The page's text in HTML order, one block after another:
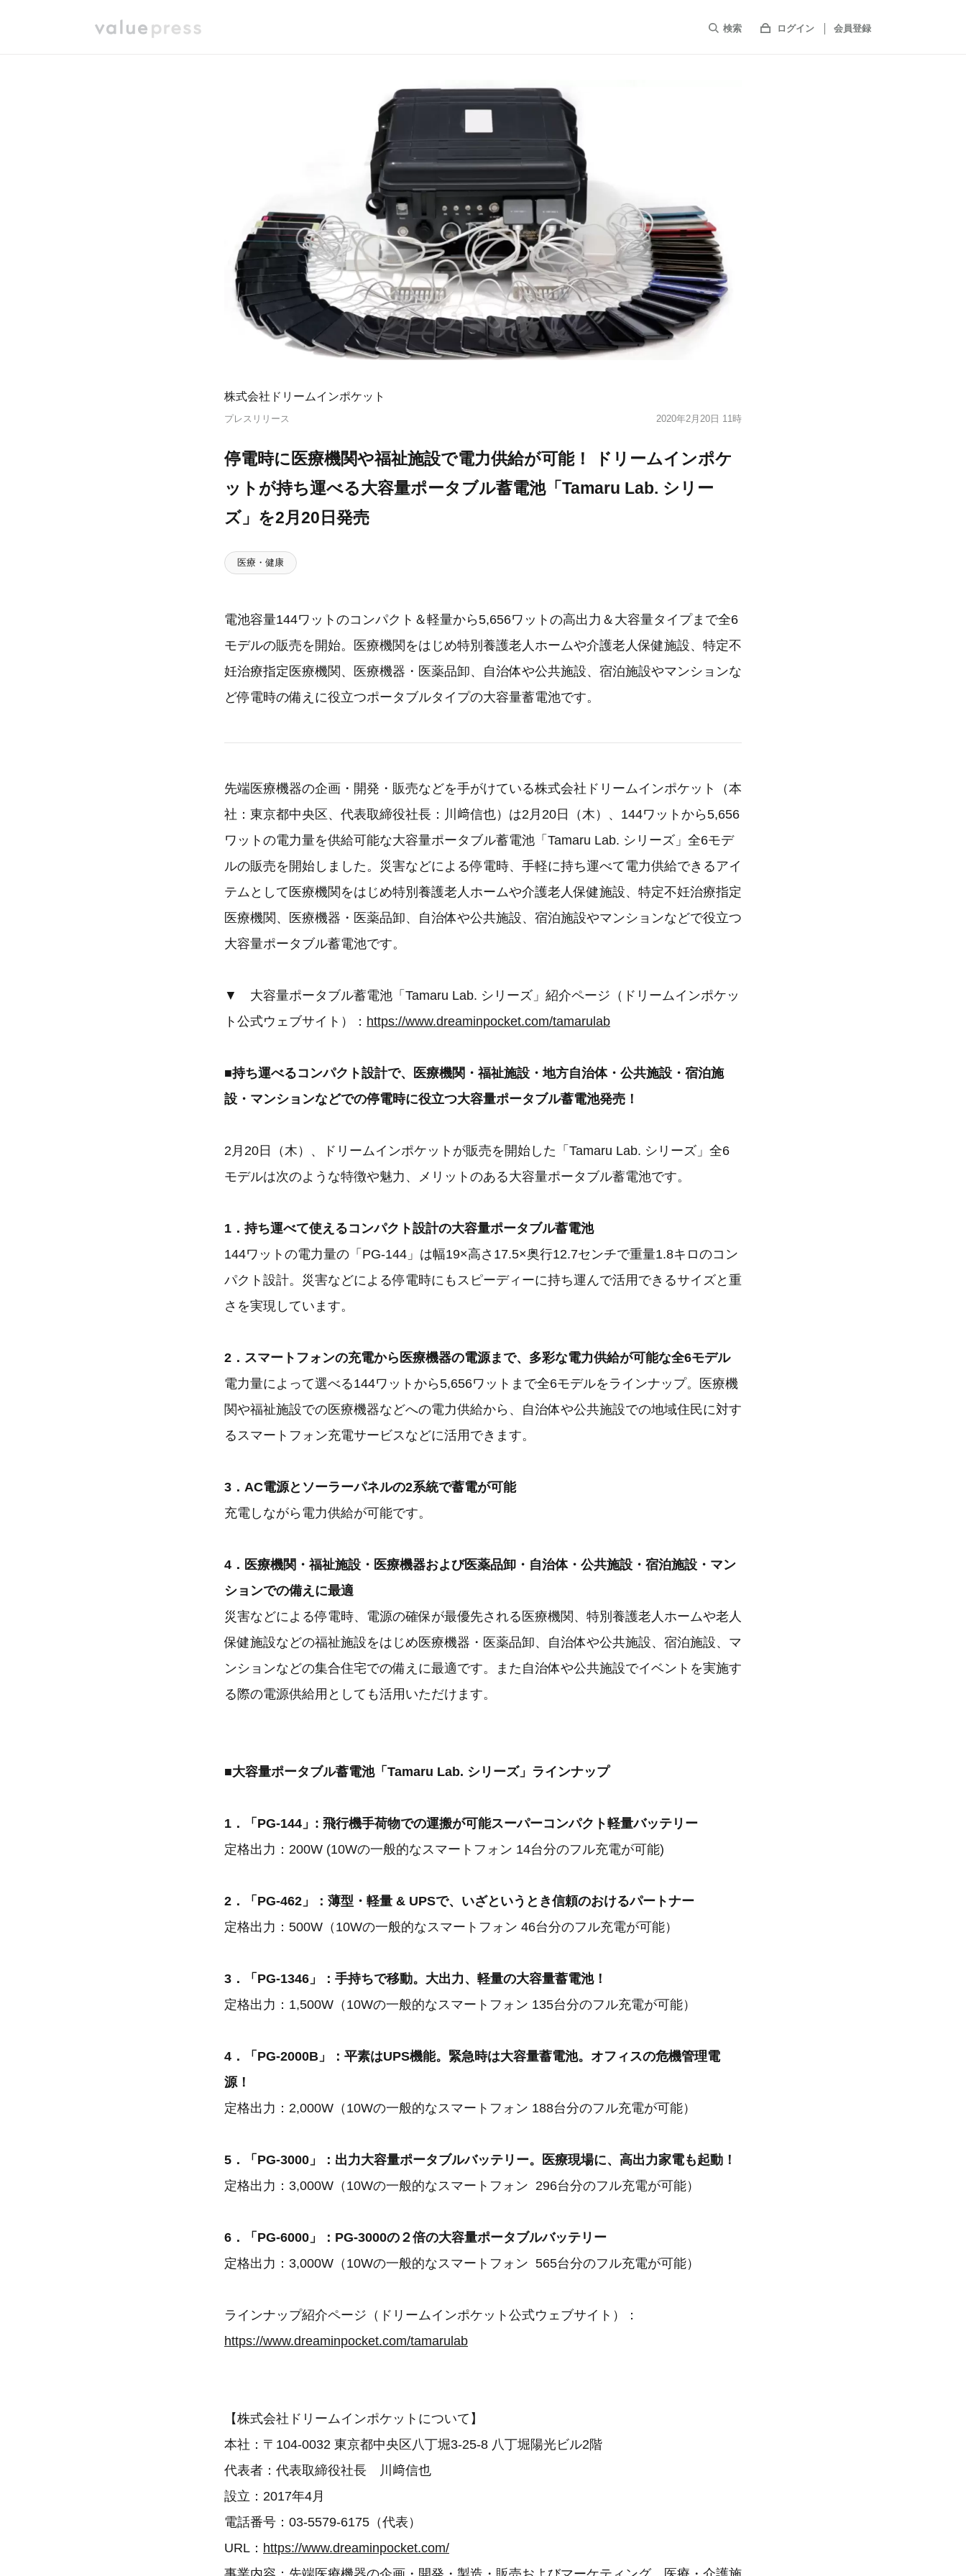
検索 ログイン 会員登録
株式会社ドリームインポケット
プレスリリース 2020年2月20日 11時
停電時に医療機関や福祉施設で電力供給が可能！ ドリームインポケ
ットが持ち運べる大容量ポータブル蓄電池「Tamaru Lab. シリー
ズ」を2月20日発売
医療・健康
電池容量144ワットのコンパクト＆軽量から5,656ワットの高出力＆大容量タイプまで全6
モデルの販売を開始。医療機関をはじめ特別養護老人ホームや介護老人保健施設、特定不
妊治療指定医療機関、医療機器・医薬品卸、自治体や公共施設、宿泊施設やマンションな
ど停電時の備えに役立つポータブルタイプの大容量蓄電池です。
先端医療機器の企画・開発・販売などを手がけている株式会社ドリームインポケット（本
社：東京都中央区、代表取締役社長：川﨑信也）は2月20日（木）、144ワットから5,656
ワットの電力量を供給可能な大容量ポータブル蓄電池「Tamaru Lab. シリーズ」全6モデ
ルの販売を開始しました。災害などによる停電時、手軽に持ち運べて電力供給できるアイ
テムとして医療機関をはじめ特別養護老人ホームや介護老人保健施設、特定不妊治療指定
医療機関、医療機器・医薬品卸、自治体や公共施設、宿泊施設やマンションなどで役立つ
大容量ポータブル蓄電池です。
▼ 大容量ポータブル蓄電池「Tamaru Lab. シリーズ」紹介ページ（ドリームインポケッ
ト公式ウェブサイト）： https://www.dreaminpocket.com/tamarulab
■持ち運べるコンパクト設計で、医療機関・福祉施設・地方自治体・公共施設・宿泊施
設・マンションなどでの停電時に役立つ大容量ポータブル蓄電池発売！
2月20日（木）、ドリームインポケットが販売を開始した「Tamaru Lab. シリーズ」全6
モデルは次のような特徴や魅力、メリットのある大容量ポータブル蓄電池です。
1．持ち運べて使えるコンパクト設計の大容量ポータブル蓄電池
144ワットの電力量の「PG-144」は幅19×高さ17.5×奥行12.7センチで重量1.8キロのコン
パクト設計。災害などによる停電時にもスピーディーに持ち運んで活用できるサイズと重
さを実現しています。
2．スマートフォンの充電から医療機器の電源まで、多彩な電力供給が可能な全6モデル
電力量によって選べる144ワットから5,656ワットまで全6モデルをラインナップ。医療機
関や福祉施設での医療機器などへの電力供給から、自治体や公共施設での地域住民に対す
るスマートフォン充電サービスなどに活用できます。
3．AC電源とソーラーパネルの2系統で蓄電が可能
充電しながら電力供給が可能です。
4．医療機関・福祉施設・医療機器および医薬品卸・自治体・公共施設・宿泊施設・マン
ションでの備えに最適
災害などによる停電時、電源の確保が最優先される医療機関、特別養護老人ホームや老人
保健施設などの福祉施設をはじめ医療機器・医薬品卸、自治体や公共施設、宿泊施設、マ
ンションなどの集合住宅での備えに最適です。また自治体や公共施設でイベントを実施す
る際の電源供給用としても活用いただけます。
■大容量ポータブル蓄電池「Tamaru Lab. シリーズ」ラインナップ
1．「PG-144」: 飛行機手荷物での運搬が可能スーパーコンパクト軽量バッテリー
定格出力：200W (10Wの一般的なスマートフォン 14台分のフル充電が可能)
2．「PG-462」：薄型・軽量 & UPSで、いざというとき信頼のおけるパートナー
定格出力：500W（10Wの一般的なスマートフォン 46台分のフル充電が可能）
3．「PG-1346」：手持ちで移動。大出力、軽量の大容量蓄電池！
定格出力：1,500W（10Wの一般的なスマートフォン 135台分のフル充電が可能）
4．「PG-2000B」：平素はUPS機能。緊急時は大容量蓄電池。オフィスの危機管理電
源！
定格出力：2,000W（10Wの一般的なスマートフォン 188台分のフル充電が可能）
5．「PG-3000」：出力大容量ポータブルバッテリー。医療現場に、高出力家電も起動！
定格出力：3,000W（10Wの一般的なスマートフォン 296台分のフル充電が可能）
6．「PG-6000」：PG-3000の２倍の大容量ポータブルバッテリー
定格出力：3,000W（10Wの一般的なスマートフォン 565台分のフル充電が可能）
ラインナップ紹介ページ（ドリームインポケット公式ウェブサイト）：
https://www.dreaminpocket.com/tamarulab
【株式会社ドリームインポケットについて】
本社：〒104-0032 東京都中央区八丁堀3-25-8 八丁堀陽光ビル2階
代表者：代表取締役社長 川﨑信也
設立：2017年4月
電話番号：03-5579-6175（代表）
URL： https://www.dreaminpocket.com/